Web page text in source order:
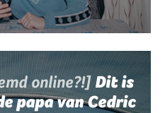
online?!] Dit is
papa van Cedric